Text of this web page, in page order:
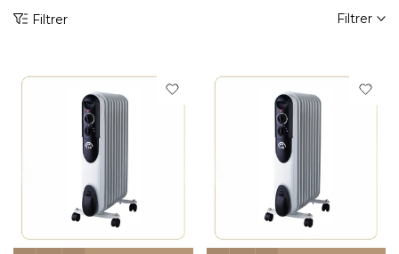
Filtrer Filtrer